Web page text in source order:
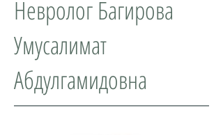
Невролог Багирова
Умусалимат
Абдулгамидовна